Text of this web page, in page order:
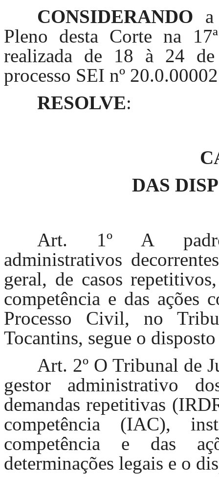
CONSIDERANDO a
Pleno desta Corte na
realizada de 18 à 24
processo SEI nº
RESOLVE:
DAS
Art. 1º A
administrativos
geral, de casos
competência e das ações
Processo Civil, no
Tocantins, segue o
Art. 2º O Tribunal de
gestor administrativo
demandas repetitivas
competência (IAC),
competência e das
determinações legais e o